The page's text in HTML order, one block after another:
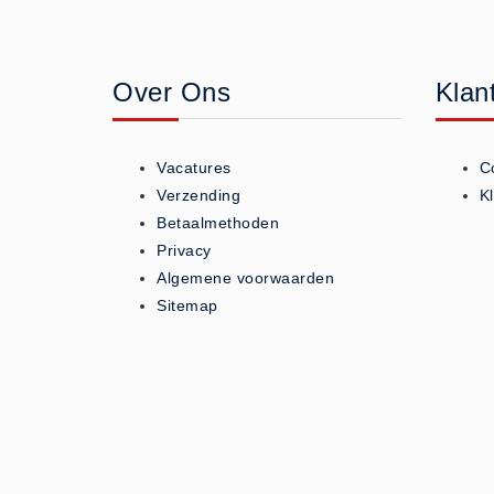
Koud - Warm kompressen (3)
Overige (1)
Teken - Beten sets (5)
Vitamines en mineralen (0)
Eerste Hulp Paneel
Eerste Hulp Paneel (0)
Over Ons
Vacatures
Verzending
Betaalmethoden
Privacy
Algemene voorwaarden
Sitemap